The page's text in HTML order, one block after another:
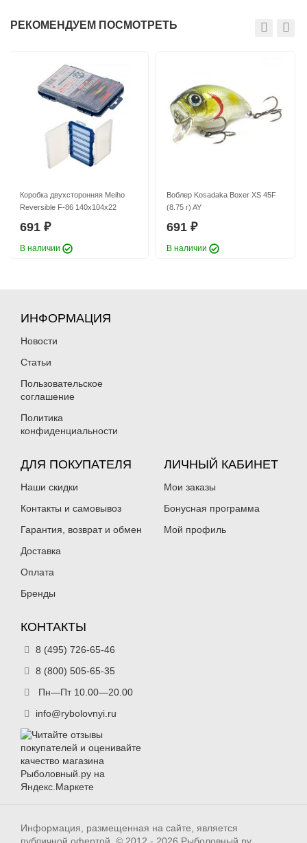
РЕКОМЕНДУЕМ ПОСМОТРЕТЬ
Коробка двухсторонняя Meiho
Reversible F-86 140x104x22
691 ₽
В наличии
Воблер Kosadaka Boxer XS 45F
(8.75 г) AY
691 ₽
В наличии
ИНФОРМАЦИЯ
Новости
Статьи
Пользовательское
соглашение
Политика
конфиденциальности
ДЛЯ ПОКУПАТЕЛЯ
Наши скидки
Контакты и самовывоз
Гарантия, возврат и обмен
Доставка
Оплата
Бренды
ЛИЧНЫЙ КАБИНЕТ
Мои заказы
Бонусная программа
Мой профиль
КОНТАКТЫ
8 (495) 726-65-46
8 (800) 505-65-35
Пн—Пт 10.00—20.00
info@rybolovnyi.ru
Информация, размещенная на сайте, является